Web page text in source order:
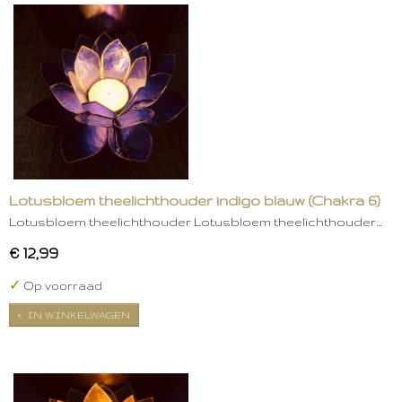
Lotusbloem theelichthouder indigo blauw (Chakra 6)
Lotusbloem theelichthouder Lotusbloem theelichthouder…
€ 12,99
✓ Op voorraad
IN WINKELWAGEN